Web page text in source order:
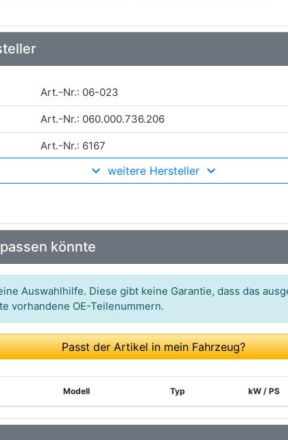
Art.-Nr.: 06-023
Art.-Nr.: 060.000.736.206
Art.-Nr.: 6167
Art.-Nr.: 332369weitere Hersteller
könnte
Auswahlhilfe. Diese gibt keine Garantie, dass das
vorhandene OE-Teilenummern.
Passt der Artikel in mein Fahrzeug?
Modell Typ kW / PS